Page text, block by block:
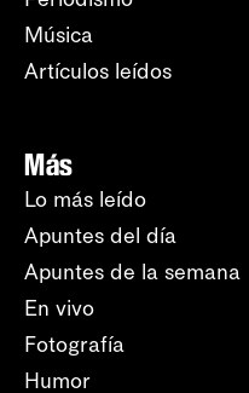
Música
Artículos leídos
Más
Lo más leído
Apuntes del día
Apuntes de la semana
En vivo
Fotografía
Humor